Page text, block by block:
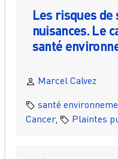
Les risques de
nuisances. Le
santé
Marcel Calvez
santé
Cancer, Plaintes